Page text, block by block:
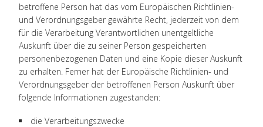
betroffene Person hat das vom Europäischen Richtlinien-
und Verordnungsgeber gewährte Recht, jederzeit von dem
für die Verarbeitung Verantwortlichen unentgeltliche
Auskunft über die zu seiner Person gespeicherten
personenbezogenen Daten und eine Kopie dieser Auskunft
zu erhalten. Ferner hat der Europäische Richtlinien- und
Verordnungsgeber der betroffenen Person Auskunft über
folgende Informationen zugestanden:
die Verarbeitungszwecke